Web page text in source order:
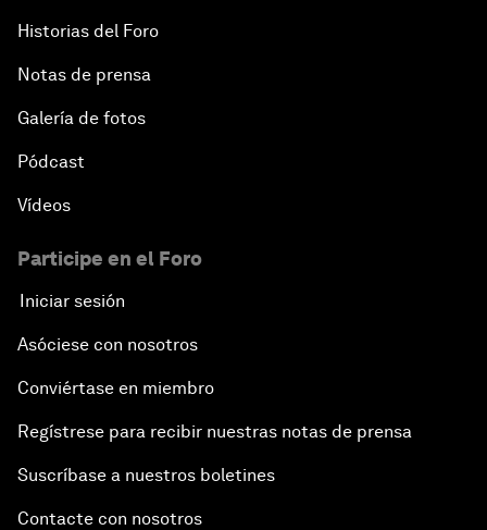
Historias del Foro
Notas de prensa
Galería de fotos
Pódcast
Vídeos
Participe en el Foro
Iniciar sesión
Asóciese con nosotros
Conviértase en miembro
Regístrese para recibir nuestras notas de prensa
Suscríbase a nuestros boletines
Contacte con nosotros